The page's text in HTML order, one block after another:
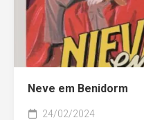
Neve em Benidorm
24/02/2024